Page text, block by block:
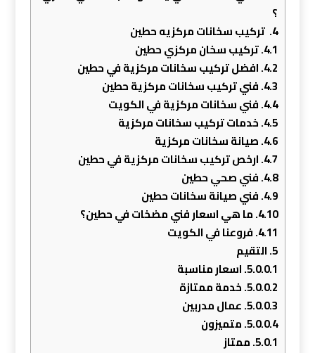
؟
4. تركيب سخانات مركزيه حطين
4.1. تركيب سخان مركزي حطين
4.2. افضل تركيب سخانات مركزية في حطين
4.3. فني تركيب سخانات مركزية حطين
4.4. فني سخانات مركزية في الكويت
4.5. خدمات تركيب سخانات مركزية
4.6. صيانة سخانات مركزية
4.7. ارخص تركيب سخانات مركزية في حطين
4.8. فني صحي حطين
4.9. فني صيانة سخانات حطين
4.10. ما هي اسعار فني مضخات في حطين؟
4.11. فروعنا في الكويت
5. التقيم
5.0.0.1. اسعار مناسبة
5.0.0.2. خدمة ممتازة
5.0.0.3. عمال مدربين
5.0.0.4. متميزون
5.0.1. ممتاز